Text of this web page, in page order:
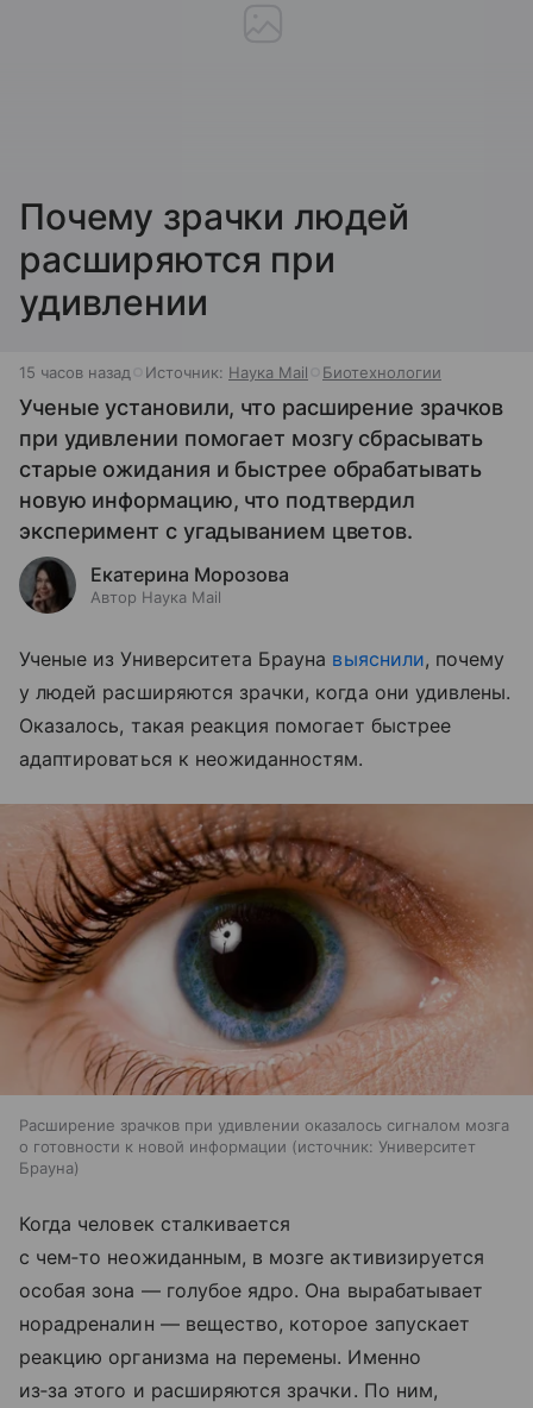
Почему зрачки людей
расширяются при
удивлении
15 часов назад Источник: Наука Mail Биотехнологии
Ученые установили, что расширение зрачков
при удивлении помогает мозгу сбрасывать
старые ожидания и быстрее обрабатывать
новую информацию, что подтвердил
эксперимент с угадыванием цветов.
Екатерина Морозова
Автор Наука Mail
Ученые из Университета Брауна выяснили, почему
у людей расширяются зрачки, когда они удивлены.
Оказалось, такая реакция помогает быстрее
адаптироваться к неожиданностям.
Расширение зрачков при удивлении оказалось сигналом мозга
о готовности к новой информации
источник: Университет
Брауна
Когда человек сталкивается
с чем‑то неожиданным, в мозге активизируется
особая зона — голубое ядро. Она вырабатывает
норадреналин — вещество, которое запускает
реакцию организма на перемены. Именно
из‑за этого и расширяются зрачки. По ним,